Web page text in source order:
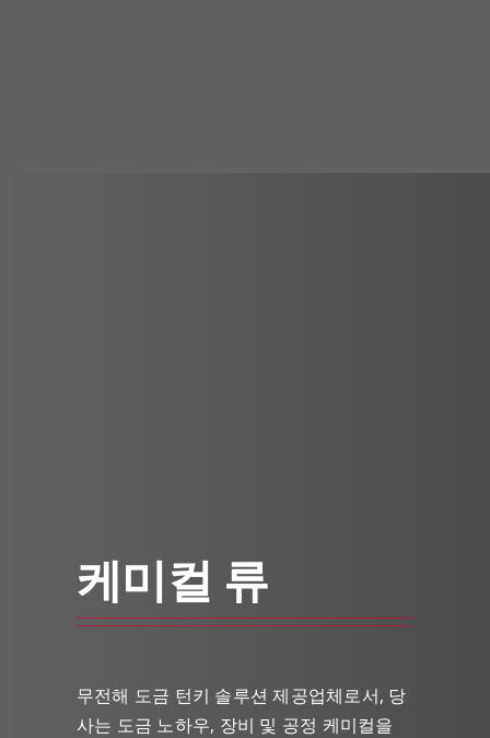
케미컬 류
무전해 도금 턴키 솔루션 제공업체로서, 당
사는 도금 노하우, 장비 및 공정 케미컬을